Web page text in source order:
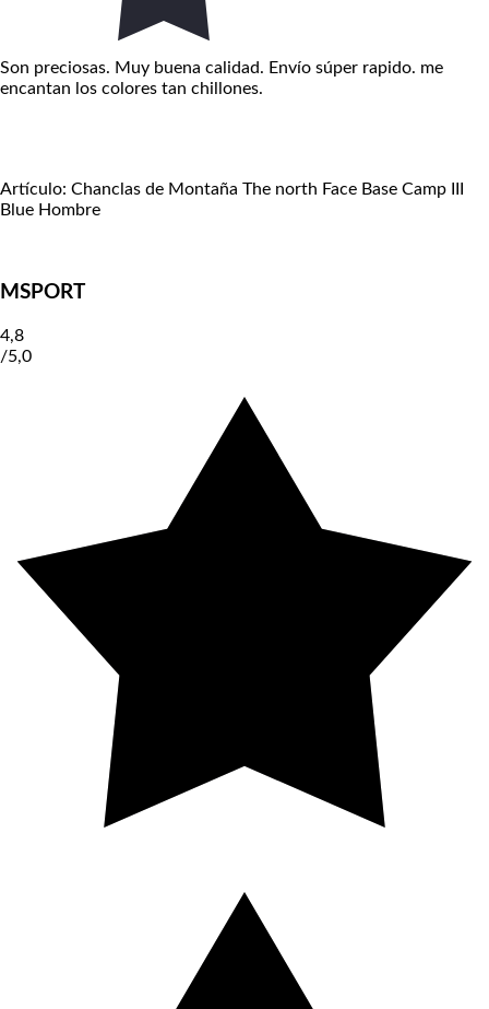
Son preciosas. Muy buena calidad. Envío súper rapido. me
encantan los colores tan chillones.
Artículo: Chanclas de Montaña The north Face Base Camp III
Blue Hombre
MSPORT
4,8
/5,0